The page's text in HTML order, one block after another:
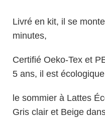
Livré en kit, il se
minutes,
Certifié Oeko-Tex et
5 ans, il est
le sommier à Lattes
Gris clair et Beige